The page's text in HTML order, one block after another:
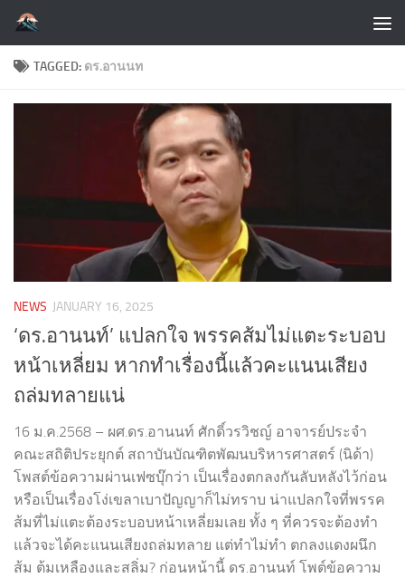
Skip to content
TAGGED: ดร.อานนท
NEWS JANUARY 16, 2025
‘ดร.อานนท์’ แปลกใจ พรรคส้มไม่แตะระบอบ
หน้าเหลี่ยม หากทำเรื่องนี้แล้วคะแนนเสียง
ถล่มทลายแน่
16 ม.ค.2568 – ผศ.ดร.อานนท์ ศักดิ์วรวิชญ์ อาจารย์ประจำ
คณะสถิติประยุกต์ สถาบันบัณฑิตพัฒนบริหารศาสตร์ (นิด้า)
โพสต์ข้อความผ่านเฟซบุ๊กว่า เป็นเรื่องตกลงกันลับหลังไว้ก่อน
หรือเป็นเรื่องโง่เขลาเบาปัญญาก็ไม่ทราบ น่าแปลกใจที่พรรค
ส้มที่ไม่แตะต้องระบอบหน้าเหลี่ยมเลย ทั้ง ๆ ที่ควรจะต้องทำ
แล้วจะได้คะแนนเสียงถล่มทลาย แต่ทำไม่ทำ ตกลงแดงผนึก
ส้ม ต้มเหลืองและสลิ่ม? ก่อนหน้านี้ ดร.อานนท์ โพต์ข้อความ